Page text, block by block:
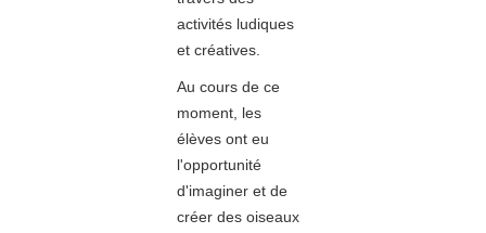
activités ludiques
et créatives.
Au cours de ce
moment, les
élèves ont eu
l'opportunité
d'imaginer et de
créer des oiseaux